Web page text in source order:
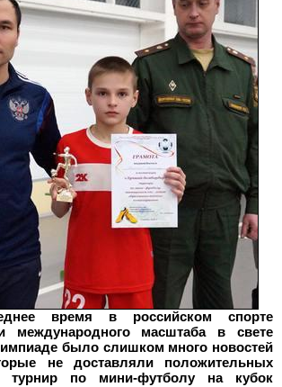
время в российском спорте
международного масштаба в свете
было слишком много новостей
не доставляли положительных
по мини-футболу на кубок